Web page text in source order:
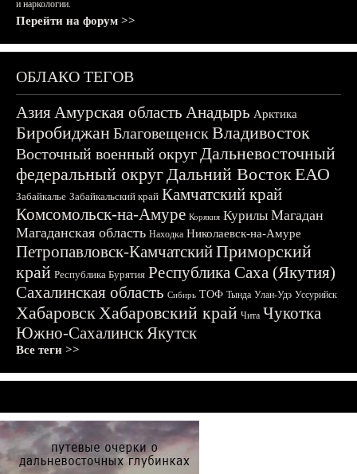
и наркологии.
Перейти на форум >>
ОБЛАКО ТЕГОВ
АзияАмурская область Анадырь Арктика
БиробиджанБлаговещенскВладивосток
Восточный военный округДальневосточный
федеральный округДальний ВостокЕАО
Забайкалье Забайкальский край Камчатский край
Комсомольск-на-Амуре Корякия Курилы Магадан
Магаданская область Находка Николаевск-на-Амуре
Петропавловск-КамчатскийПриморский
край Республика Бурятия Республика Саха (Якутия)
Сахалинская область Сибирь ТОФ Тында Улан-Удэ Уссурийск
ХабаровскХабаровский край Чита Чукотка
Южно-СахалинскЯкутск
Все теги >>